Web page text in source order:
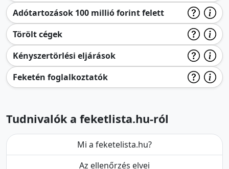
Adótartozások 100 millió forint felett
Törölt cégek
Kényszertörlési eljárások
Feketén foglalkoztatók
Tudnivalók a feketlista.hu-ról
Mi a feketelista.hu?
Az ellenőrzés elvei